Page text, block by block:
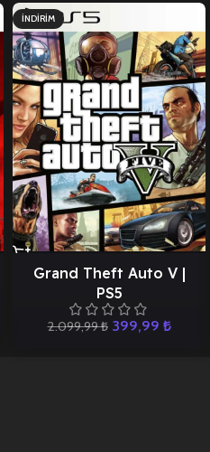
İNDIRIM
Grand Theft Auto V |
PS5
2.099,99₺ 399,99 ₺